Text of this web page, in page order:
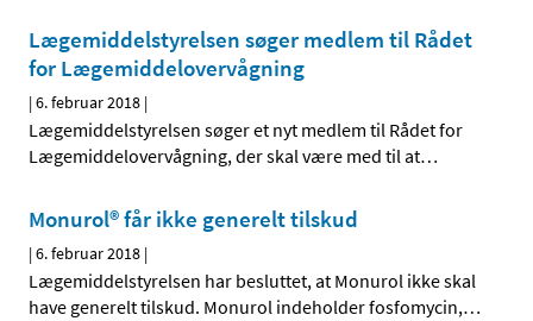
Lægemiddelstyrelsen søger medlem til Rådet
for Lægemiddelovervågning
|6. februar 2018 |
Lægemiddelstyrelsen søger et nyt medlem til Rådet for
Lægemiddelovervågning, der skal være med til at…
Monurol® får ikke generelt tilskud
|6. februar 2018 |
Lægemiddelstyrelsen har besluttet, at Monurol ikke skal
have generelt tilskud. Monurol indeholder fosfomycin,…